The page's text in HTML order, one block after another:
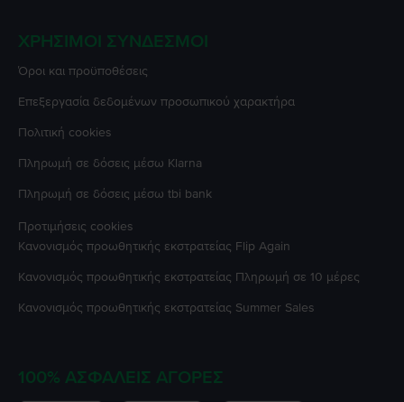
ΧΡΉΣΙΜΟΙ ΣΎΝΔΕΣΜΟΙ
Όροι και προϋποθέσεις
Επεξεργασία δεδομένων προσωπικού χαρακτήρα
Πολιτική cookies
Πληρωμή σε δόσεις μέσω Klarna
Πληρωμή σε δόσεις μέσω tbi bank
Προτιμήσεις cookies
Κανονισμός προωθητικής εκστρατείας Flip Again
Κανονισμός προωθητικής εκστρατείας Πληρωμή σε 10 μέρες
Κανονισμός προωθητικής εκστρατείας Summer Sales
100% ΑΣΦΑΛΕΊΣ ΑΓΟΡΈΣ